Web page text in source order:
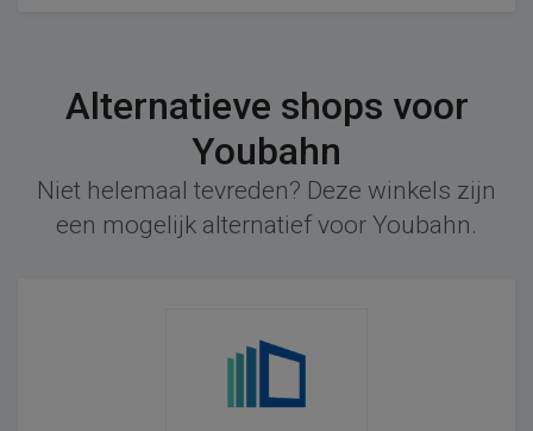
Alternatieve shops voor
Youbahn
Niet helemaal tevreden? Deze winkels zijn
een mogelijk alternatief voor Youbahn.